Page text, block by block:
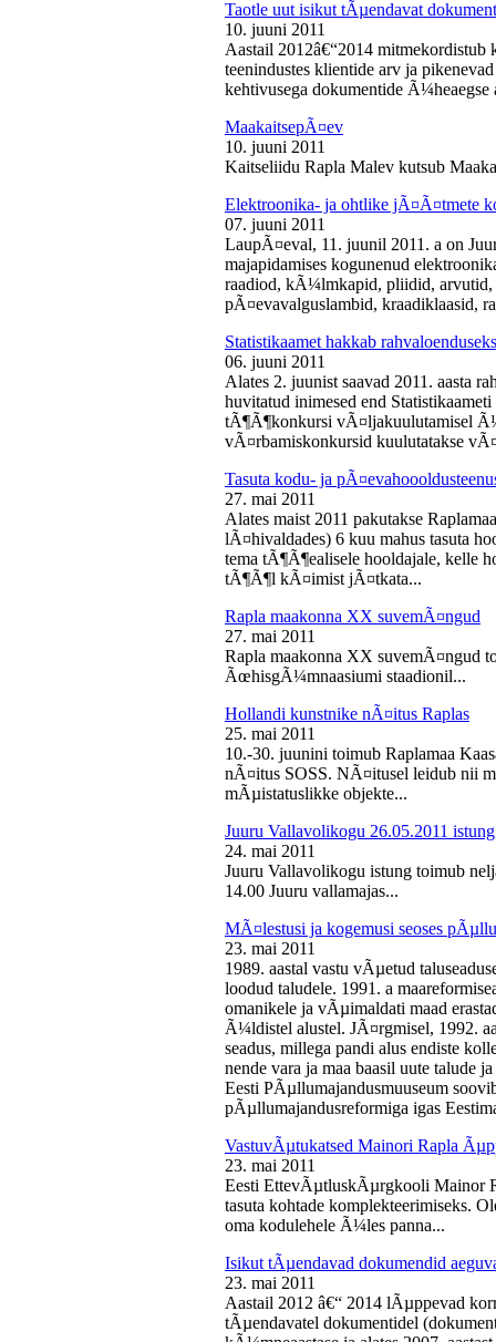
Taotle uut isikut tÃµendavat
10. juuni 2011
Aastail 2012â€“2014
teenindustes klientide arv ja
kehtivusega dokumentide Ã¼heaegse
MaakaitsepÃ¤ev
10. juuni 2011
Kaitseliidu Rapla Malev kutsub
Elektroonika- ja ohtlike jÃ¤Ã¤tmete
07. juuni 2011
LaupÃ¤eval, 11. juunil 2011. a on
majapidamises kogunenud
raadiod, kÃ¼lmkapid, pliidid,
pÃ¤evavalguslambid, kraadiklaasid,
Statistikaamet hakkab
06. juuni 2011
Alates 2. juunist saavad 2011. aasta
huvitatud inimesed end
tÃ¶Ã¶konkursi vÃ¤ljakuulutamisel
vÃ¤rbamiskonkursid kuulutatakse
Tasuta kodu- ja
27. mai 2011
Alates maist 2011 pakutakse
lÃ¤hivaldades) 6 kuu mahus tasuta
tema tÃ¶Ã¶ealisele hooldajale, kelle
tÃ¶Ã¶l kÃ¤imist jÃ¤tkata...
Rapla maakonna XX suvemÃ¤ngud
27. mai 2011
Rapla maakonna XX suvemÃ¤ngud
ÃœhisgÃ¼mnaasiumi staadionil...
Hollandi kunstnike nÃ¤itus Raplas
25. mai 2011
10.-30. juunini toimub Raplamaa
nÃ¤itus SOSS. NÃ¤itusel leidub nii
mÃµistatuslikke objekte...
Juuru Vallavolikogu 26.05.2011 istung
24. mai 2011
Juuru Vallavolikogu istung toimub
14.00 Juuru vallamajas...
MÃ¤lestusi ja kogemusi seoses
23. mai 2011
1989. aastal vastu vÃµetud
loodud taludele. 1991. a
omanikele ja vÃµimaldati maad
Ã¼ldistel alustel. JÃ¤rgmisel, 1992.
seadus, millega pandi alus endiste
nende vara ja maa baasil uute talude
Eesti PÃµllumajandusmuuseum
pÃµllumajandusreformiga igas
VastuvÃµtukatsed Mainori Rapla
23. mai 2011
Eesti EttevÃµtluskÃµrgkooli Mainor
tasuta kohtade komplekteerimiseks.
oma kodulehele Ã¼les panna...
Isikut tÃµendavad dokumendid
23. mai 2011
Aastail 2012 â€“ 2014 lÃµppevad
tÃµendavatel dokumentidel